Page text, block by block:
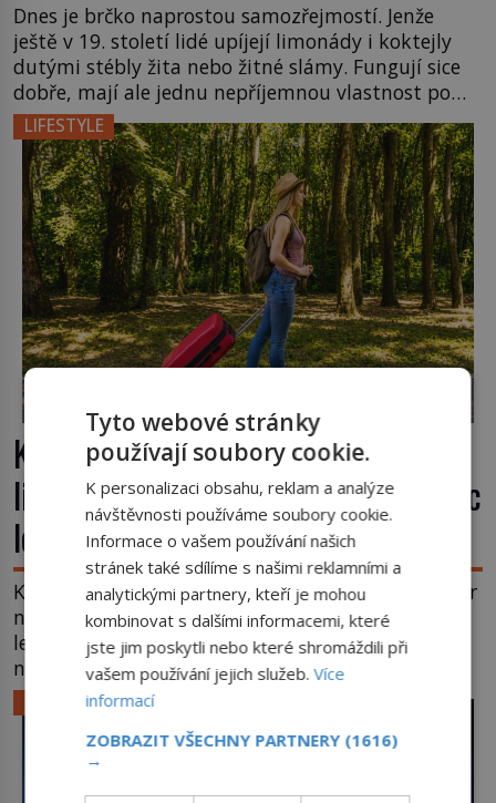
Dnes je brčko naprostou samozřejmostí. Jenže
ještě v 19. století lidé upíjejí limonády i koktejly
dutými stébly žita nebo žitné slámy. Fungují sice
dobře, mají ale jednu nepříjemnou vlastnost po
chvíli se rozmáčejí a nápoji dodávají travnatou
příchuť. Právě tahle drobná nepříjemnost přivede
amerického výrobce cigaretových náustků k
nápadu, který změní způsob pití po celém […]
LIFESTYLE
Kufr, který se konečně rozjede. Proč
lidé čekají na kolečka téměř pět tisíc
let?
Kolo patří k nejstarším vynálezům lidstva, ale kufr
na kolečkách se objevuje až ve 20. století. Po tisíce
let lidé vláčejí těžká zavazadla v rukou, na zádech
nebo je nakládají na povozy. Stačí přitom jediný
nápad, připevnit ke kufru kolečka. Jenže právě ten
nikdo dlouho nedostane. Až jednou se na letišti
ozve věta, která změní […]
LIFESTYLE
Tyto webové stránky
používají soubory cookie.
K personalizaci obsahu, reklam a analýze
návštěvnosti používáme soubory cookie.
Informace o vašem používání našich
stránek také sdílíme s našimi reklamními a
analytickými partnery, kteří je mohou
kombinovat s dalšími informacemi, které
jste jim poskytli nebo které shromáždili při
vašem používání jejich služeb.Více
informací
ZOBRAZIT VŠECHNY PARTNERY (1616)
→